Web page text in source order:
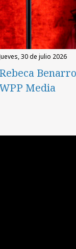
jueves, 30 de julio 2026
Rebeca
Media